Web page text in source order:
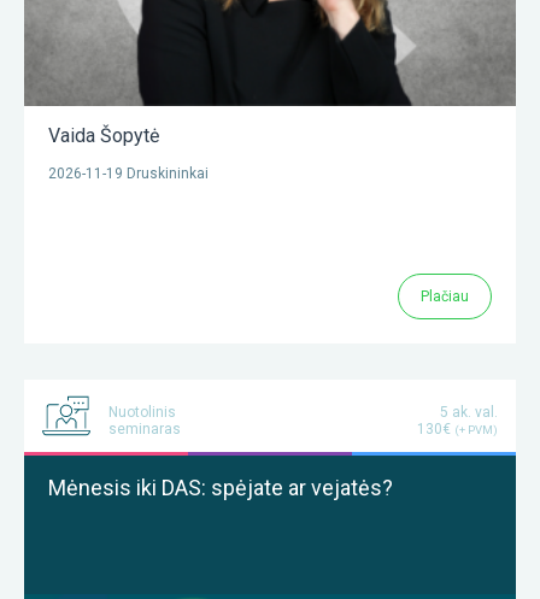
Vaida Šopytė
2026-11-19 Druskininkai
Plačiau
Nuotolinis
seminaras
5 ak. val.
130€ (+ PVM)
Mėnesis iki DAS: spėjate ar vejatės?